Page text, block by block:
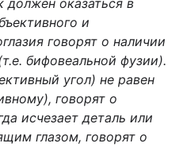
должен оказаться в
и
говорят о наличии
бифовеальной фузии).
угол) не равен
говорят о
исчезает деталь или
глазом, говорят о